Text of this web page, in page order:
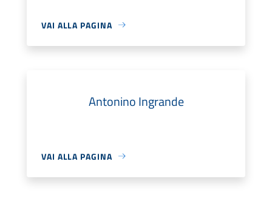
VAI ALLA PAGINA
Antonino Ingrande
VAI ALLA PAGINA